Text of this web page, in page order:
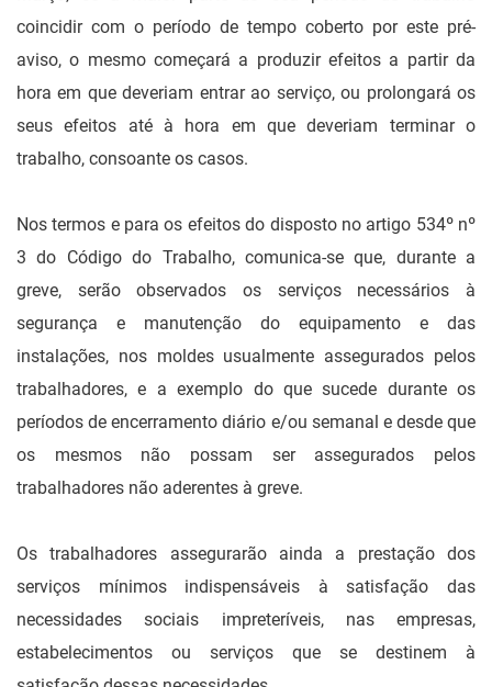
coincidir com o período de tempo coberto por este pré-
aviso, o mesmo começará a produzir efeitos a partir da
hora em que deveriam entrar ao serviço, ou prolongará os
seus efeitos até à hora em que deveriam terminar o
trabalho, consoante os casos.
Nos termos e para os efeitos do disposto no artigo 534º nº
3 do Código do Trabalho, comunica-se que, durante a
greve, serão observados os serviços necessários à
segurança e manutenção do equipamento e das
instalações, nos moldes usualmente assegurados pelos
trabalhadores, e a exemplo do que sucede durante os
períodos de encerramento diário e/ou semanal e desde que
os mesmos não possam ser assegurados pelos
trabalhadores não aderentes à greve.
Os trabalhadores assegurarão ainda a prestação dos
serviços mínimos indispensáveis à satisfação das
necessidades sociais impreteríveis, nas empresas,
estabelecimentos ou serviços que se destinem à